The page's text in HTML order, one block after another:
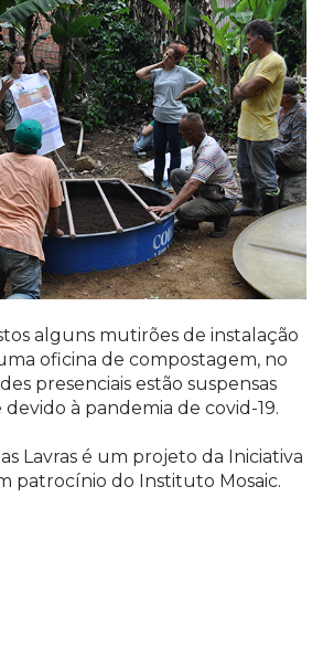
alguns mutirões de instalação
oficina de compostagem, no
presenciais estão suspensas
à pandemia de covid-19.
Lavras é um projeto da Iniciativa
patrocínio do Instituto Mosaic.